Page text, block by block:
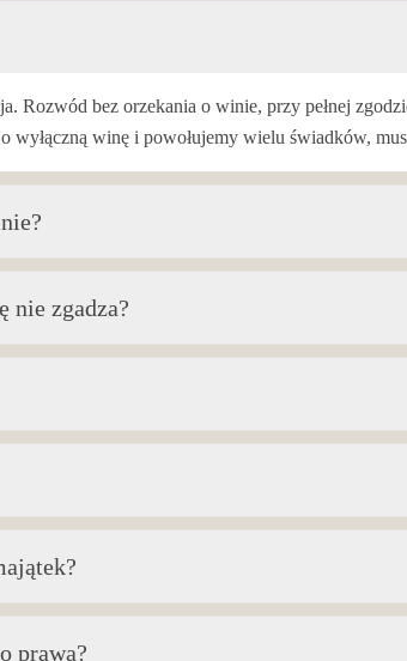
Rozwód bez orzekania o winie, przy pełnej
wyłączną winę i powołujemy wielu świadków,
nie zgadza?
prawa?